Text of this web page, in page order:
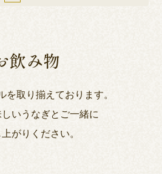
飲み物
を取り揃えております。
いうなぎとご一緒に
がりください。